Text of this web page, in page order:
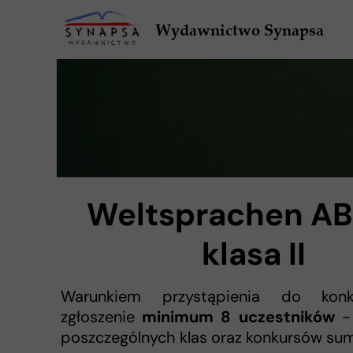
Warunkiem przystąpienia do
zgłoszenie minimum 8 uczestników-
poszczególnych klas oraz konkursów
klasa II
Weltsprachen
Wydawnictwo Synapsa